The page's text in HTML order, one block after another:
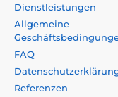
Dienstleistungen
Allgemeine
FAQ
Referenzen